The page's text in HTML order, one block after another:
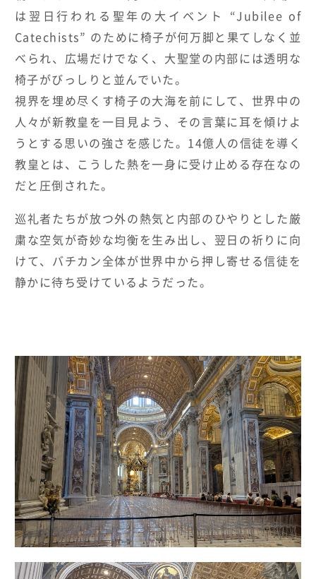
は翌日行われる聖年の大イベント
“Jubilee of
Catechists” のために椅子が何万脚と果てしなく並
べられ、広場だけでなく、大聖堂の内部には透明な
椅子がびっしりと並んでいた。
視界を埋め尽くす椅子の大海を前にして、世界中の
人々が新教皇を一目見よう、その言葉に耳を傾けよ
うとする思いの強さを感じた。14億人の信徒を導く
教皇とは、こうした熱を一身に受け止める存在なの
だと圧倒された。
巡礼者たちが放つ外の熱気と内部のひやりとした厳
粛な空気が奇妙な均衡を生み出し、翌日の祈りに向
けて、バチカン全体が世界中から押し寄せる信徒を
静かに待ち受けているようだった。